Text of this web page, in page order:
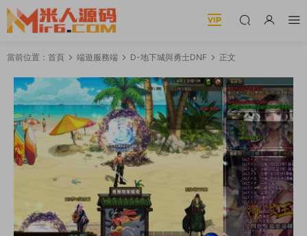
當前位置： 首頁 端遊服務端 D-地下城與勇士DNF 正文